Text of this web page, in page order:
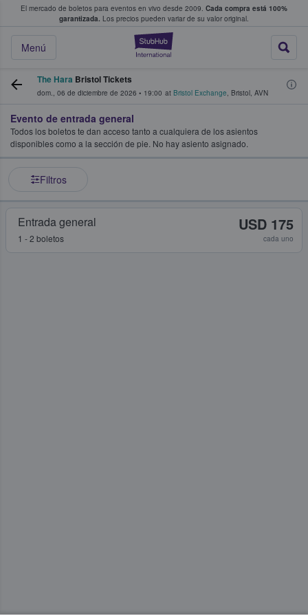
El mercado de boletos para eventos en vivo desde 2009. Cada compra está 100%
garantizada. Los precios pueden variar de su valor original.
StubHub: donde
Menú
fans compran y venden boletos
The Hara Bristol Tickets
dom., 06 de diciembre de 2026 • 19:00 at Bristol Exchange, Bristol, AVN
Evento de entrada general
Todos los boletos te dan acceso tanto a cualquiera de los asientos
disponibles como a la sección de pie. No hay asiento asignado.
Filtros
Entrada general
1 - 2 boletos
USD 175
cada uno